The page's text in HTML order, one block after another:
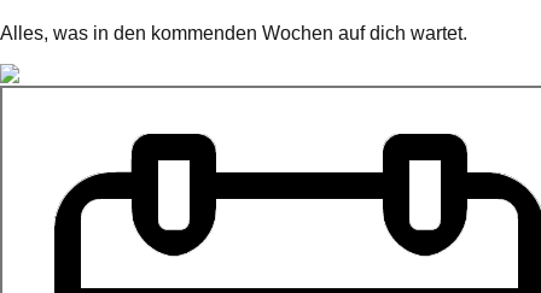
Alles, was in den kommenden Wochen auf dich wartet.